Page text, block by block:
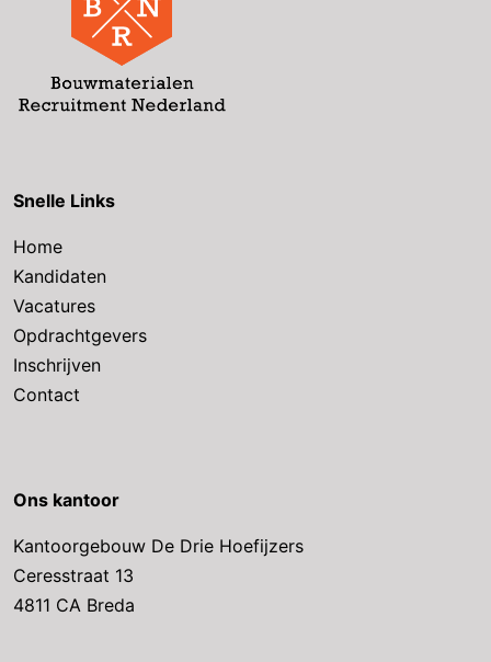
Snelle Links
Home
Kandidaten
Vacatures
Opdrachtgevers
Inschrijven
Contact
Ons kantoor
Kantoorgebouw De Drie Hoefijzers
Ceresstraat 13
4811 CA Breda